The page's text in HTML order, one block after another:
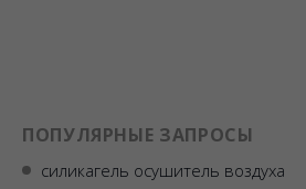
ПОПУЛЯРНЫЕ ЗАПРОСЫ
силикагель осушитель воздуха